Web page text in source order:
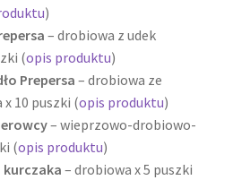
)
– drobiowa z udek
(opis produktu)
Prepersa – drobiowa ze
x 10 puszki (opis produktu)
– wieprzowo-drobiowo-
(opis produktu)
kurczaka– drobiowa x 5 puszki